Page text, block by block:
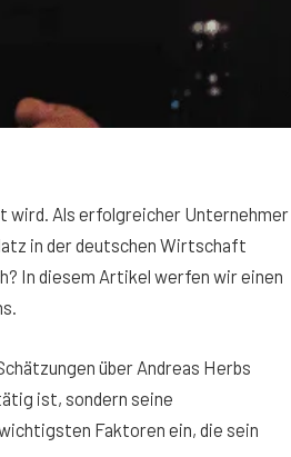
wird. Als erfolgreicher Unternehmer
in der deutschen Wirtschaft
In diesem Artikel werfen wir einen
über Andreas Herbs
ist, sondern seine
Faktoren ein, die sein